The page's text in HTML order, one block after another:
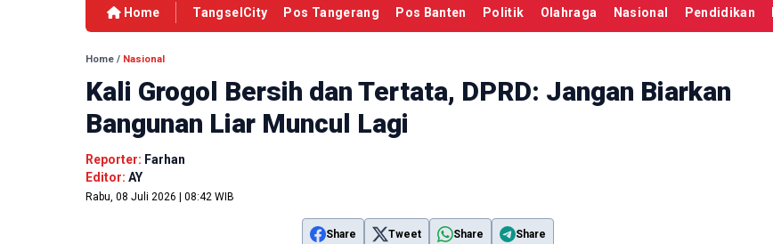
Home TangselCity Pos Tangerang Pos Banten Politik Olahraga Nasional Pendidikan
Home / Nasional
Kali Grogol Bersih dan Tertata, DPRD: Jangan Biarkan
Bangunan Liar Muncul Lagi
Reporter: Farhan
Editor: AY
Rabu, 08 Juli 2026 | 08:42 WIB
Share Tweet Share Share